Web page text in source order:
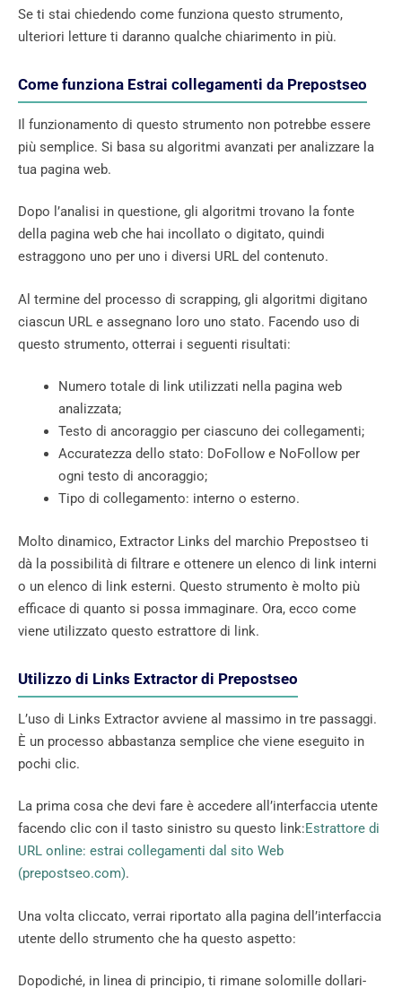
Se ti stai chiedendo come funziona questo strumento,
ulteriori letture ti daranno qualche chiarimento in più.
Come funziona Estrai collegamenti da Prepostseo
Il funzionamento di questo strumento non potrebbe essere
più semplice. Si basa su algoritmi avanzati per analizzare la
tua pagina web.
Dopo l’analisi in questione, gli algoritmi trovano la fonte
della pagina web che hai incollato o digitato, quindi
estraggono uno per uno i diversi URL del contenuto.
Al termine del processo di scrapping, gli algoritmi digitano
ciascun URL e assegnano loro uno stato. Facendo uso di
questo strumento, otterrai i seguenti risultati:
Numero totale di link utilizzati nella pagina web
analizzata;
Testo di ancoraggio per ciascuno dei collegamenti;
Accuratezza dello stato: DoFollow e NoFollow per
ogni testo di ancoraggio;
Tipo di collegamento: interno o esterno.
Molto dinamico, Extractor Links del marchio Prepostseo ti
dà la possibilità di filtrare e ottenere un elenco di link interni
o un elenco di link esterni. Questo strumento è molto più
efficace di quanto si possa immaginare. Ora, ecco come
viene utilizzato questo estrattore di link.
Utilizzo di Links Extractor di Prepostseo
L’uso di Links Extractor avviene al massimo in tre passaggi.
È un processo abbastanza semplice che viene eseguito in
pochi clic.
La prima cosa che devi fare è accedere all’interfaccia utente
facendo clic con il tasto sinistro su questo link:Estrattore di
URL online: estrai collegamenti dal sito Web
(prepostseo.com).
Una volta cliccato, verrai riportato alla pagina dell’interfaccia
utente dello strumento che ha questo aspetto:
Dopodiché, in linea di principio, ti rimane solomille dollari-